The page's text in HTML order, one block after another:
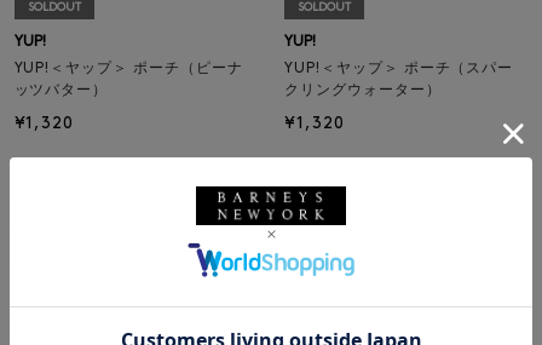
SOLDOUT
YUP!
YUP!＜ヤップ＞ ポーチ（ピーナ
ッツバター）
¥1,320
SOLDOUT
YUP!
YUP!＜ヤップ＞ ポーチ（スパー
クリングウォーター）
¥1,320